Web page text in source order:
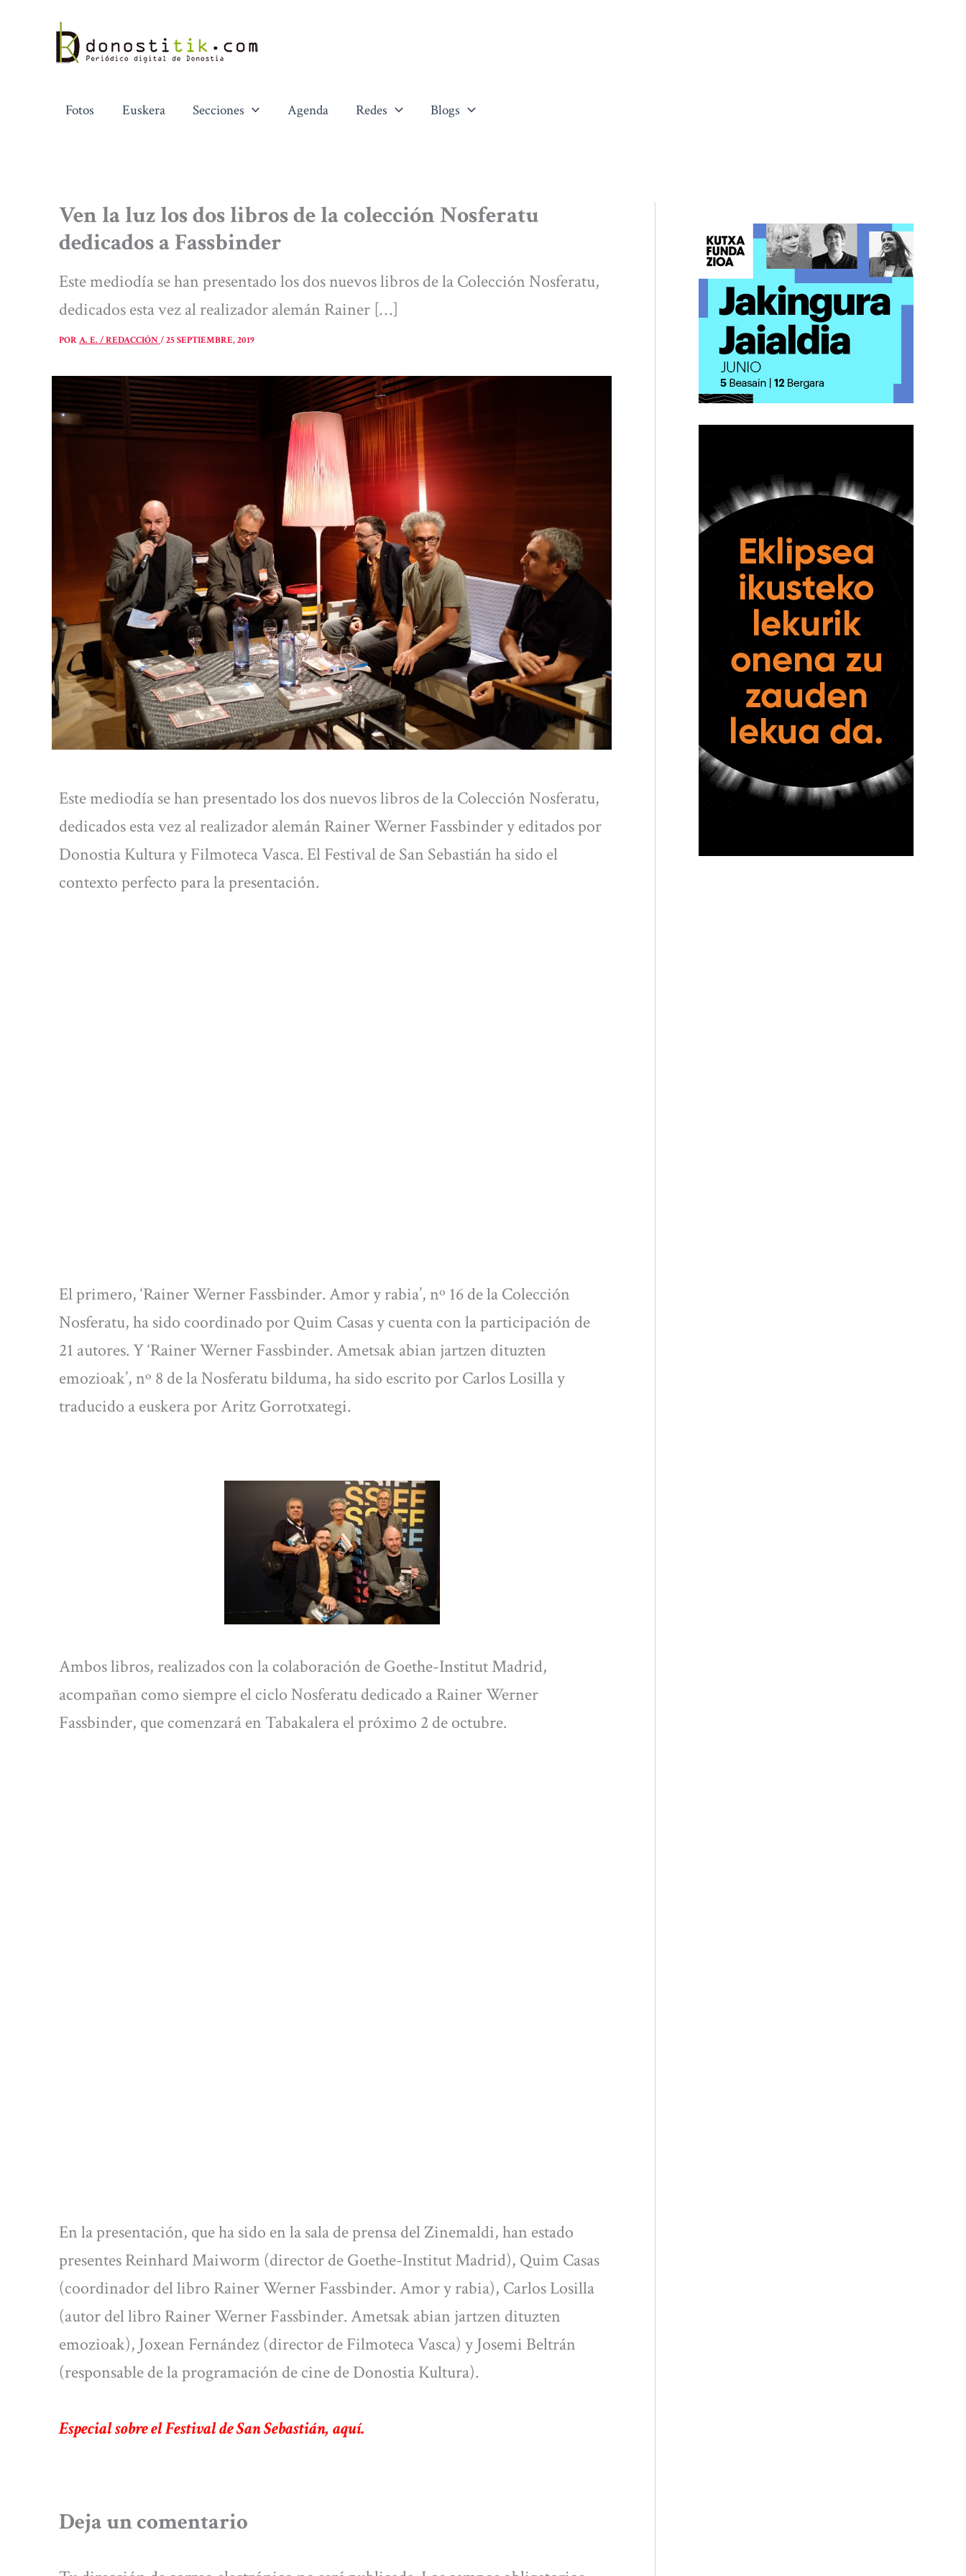
contenido
Fotos Euskera Secciones Agenda Redes Blogs
Ven la luz los dos libros de la colección Nosferatu
dedicados a Fassbinder
Este mediodía se han presentado los dos nuevos libros de la Colección Nosferatu,
dedicados esta vez al realizador alemán Rainer […]
PORA. E. / REDACCIÓN/25 SEPTIEMBRE, 2019
Este mediodía se han presentado los dos nuevos libros de la Colección Nosferatu,
dedicados esta vez al realizador alemán Rainer Werner Fassbinder y editados por
Donostia Kultura y Filmoteca Vasca. El Festival de San Sebastián ha sido el
contexto perfecto para la presentación.
El primero, ‘Rainer Werner Fassbinder. Amor y rabia’, nº 16 de la Colección
Nosferatu, ha sido coordinado por Quim Casas y cuenta con la participación de
21 autores. Y ‘Rainer Werner Fassbinder. Ametsak abian jartzen dituzten
emozioak’, nº 8 de la Nosferatu bilduma, ha sido escrito por Carlos Losilla y
traducido a euskera por Aritz Gorrotxategi.
Ambos libros, realizados con la colaboración de Goethe-Institut Madrid,
acompañan como siempre el ciclo Nosferatu dedicado a Rainer Werner
Fassbinder, que comenzará en Tabakalera el próximo 2 de octubre.
En la presentación, que ha sido en la sala de prensa del Zinemaldi, han estado
presentes Reinhard Maiworm (director de Goethe-Institut Madrid), Quim Casas
(coordinador del libro Rainer Werner Fassbinder. Amor y rabia), Carlos Losilla
(autor del libro Rainer Werner Fassbinder. Ametsak abian jartzen dituzten
emozioak), Joxean Fernández (director de Filmoteca Vasca) y Josemi Beltrán
(responsable de la programación de cine de Donostia Kultura).
Especial sobre el Festival de San Sebastián, aquí.
Deja un comentario